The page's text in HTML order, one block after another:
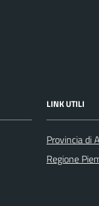
LINK UTILI
Provincia di
Regione